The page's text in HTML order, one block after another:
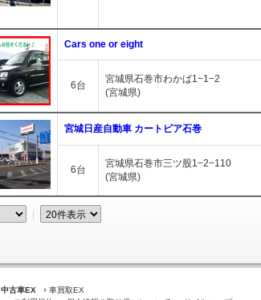
Cars one or eight
6台
宮城県石巻市わかば1−1−2
(宮城県)
宮城日産自動車 カートピア石巻
6台
宮城県石巻市三ツ股1−2−110
(宮城県)
｜
中古車EX
車買取EX